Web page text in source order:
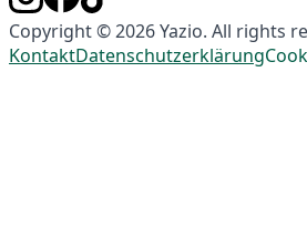
Copyright © 2026 Yazio. All rights
KontaktDatenschutzerklärung